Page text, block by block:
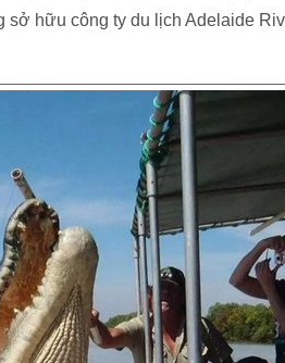
hữu công ty du lịch Adelaide